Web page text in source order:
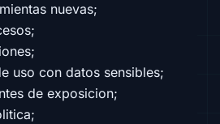
nuevas;
uso con datos sensibles;
de exposicion;